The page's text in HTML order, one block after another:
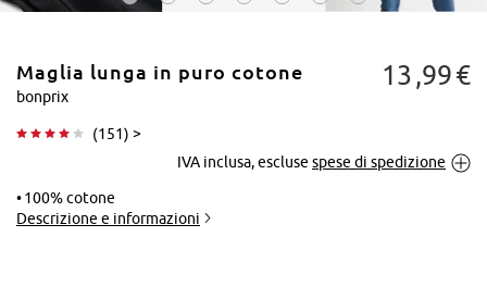
Tocca per
Maglia lunga in puro cotone
bonprix
(151) >
13 99€
IVA inclusa, escluse spese di spedizione
100% cotone
Descrizione e informazioni